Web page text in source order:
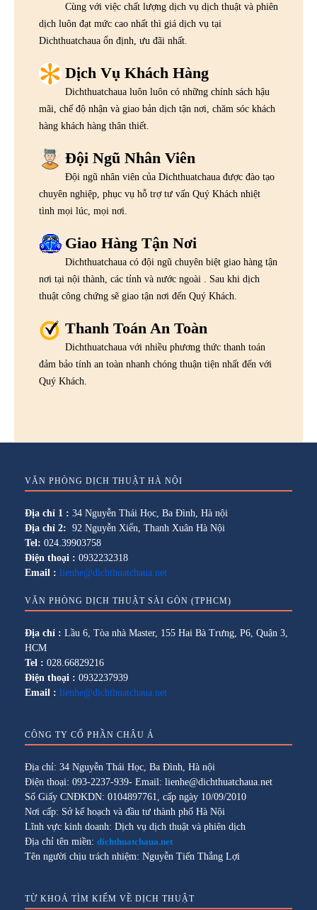
Cùng với việc chất lượng dịch vụ dịch thuật và phiên
dịch luôn đạt mức cao nhất thì giá dịch vụ tại
Dichthuatchaua ổn định, ưu đãi nhất.
Dịch Vụ Khách Hàng
Dichthuatchaua luôn luôn có những chính sách hậu
mãi, chế độ nhận và giao bản dịch tận nơi, chăm sóc khách
hàng khách hàng thân thiết.
Đội Ngũ Nhân Viên
Đội ngũ nhân viên của Dichthuatchaua được đào tạo
chuyên nghiệp, phục vụ hỗ trợ tư vấn Quý Khách nhiệt
tình mọi lúc, mọi nơi.
Giao Hàng Tận Nơi
Dichthuatchaua có đội ngũ chuyên biệt giao hàng tận
nơi tại nội thành, các tỉnh và nước ngoài . Sau khi dịch
thuật công chứng sẽ giao tận nơi đến Quý Khách.
Thanh Toán An Toàn
Dichthuatchaua với nhiều phương thức thanh toán
đảm bảo tính an toàn nhanh chóng thuận tiện nhất đến với
Quý Khách.
VĂN PHÒNG DỊCH THUẬT HÀ NỘI
Địa chỉ 1 : 34 Nguyễn Thái Học, Ba Đình, Hà nội
Địa chỉ 2: 92 Nguyễn Xiển, Thanh Xuân Hà Nội
Tel: 024.39903758
Điện thoại : 0932232318
Email : lienhe@dichthuatchaua.net
VĂN PHÒNG DỊCH THUẬT SÀI GÒN (TPHCM)
Địa chỉ : Lầu 6, Tòa nhà Master, 155 Hai Bà Trưng, P6, Quận 3,
HCM
Tel : 028.66829216
Điện thoại : 0932237939
Email : lienhe@dichthuatchaua.net
CÔNG TY CỔ PHẦN CHÂU Á
Địa chỉ: 34 Nguyễn Thái Học, Ba Đình, Hà nội
Điện thoại: 093-2237-939- Email: lienhe@dichthuatchaua.net
Số Giấy CNĐKDN: 0104897761, cấp ngày 10/09/2010
Nơi cấp: Sở kế hoạch và đầu tư thành phố Hà Nội
Lĩnh vực kinh doanh: Dịch vụ dịch thuật và phiên dịch
Địa chỉ tên miền: dichthuatchaua.net
Tên người chịu trách nhiệm: Nguyễn Tiến Thắng Lợi
TỪ KHOÁ TÌM KIẾM VỀ DỊCH THUẬT